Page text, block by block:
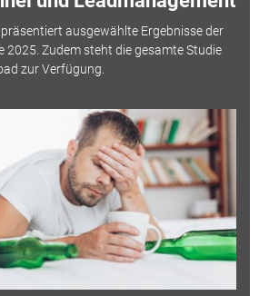
ausgewählte Ergebnisse der
2025. Zudem steht die gesamte Studie
zur Verfügung.